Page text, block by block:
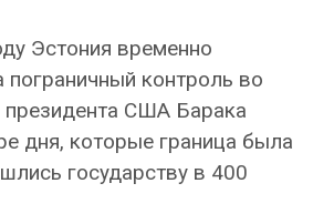
Эстония временно
пограничный контроль во
президента США Барака
дня, которые граница была
государству в 400